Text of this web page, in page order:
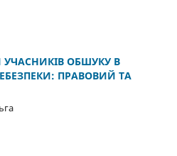
УЧАСНИКІВ ОБШУКУ В
ПРАВОВИЙ ТА